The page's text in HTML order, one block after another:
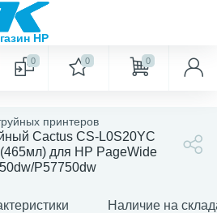
0 0 0
принтеров
Cactus CS-L0S20YC
для HP PageWide
P57750dw
Наличие на